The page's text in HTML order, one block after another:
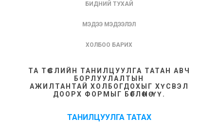
БИДНИЙ ТУХАЙ
МЭДЭЭ МЭДЭЭЛЭЛ
ХОЛБОО БАРИХ
ТА ТӨСЛИЙН ТАНИЛЦУУЛГА ТАТАН АВЧ
БОРЛУУЛАЛТЫН
АЖИЛТАНТАЙ ХОЛБОГДОХЫГ ХҮСВЭЛ
ДООРХ ФОРМЫГ БӨГЛӨНӨ ҮҮ.
ТАНИЛЦУУЛГА ТАТАХ